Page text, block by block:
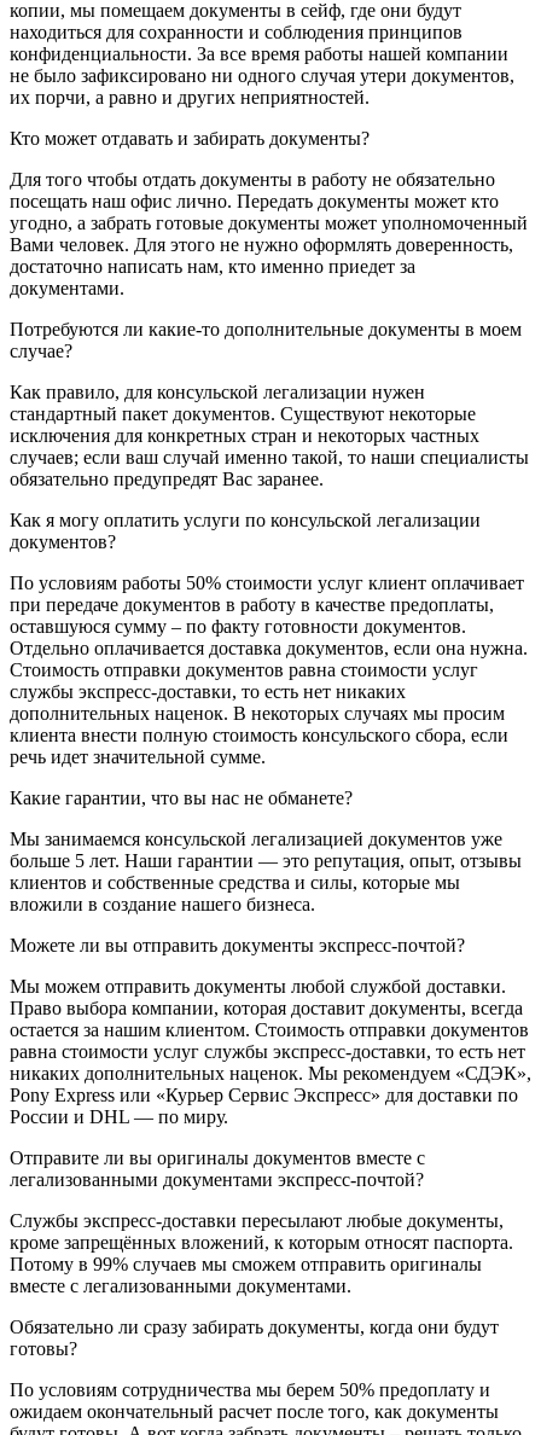
копии, мы помещаем документы в сейф, где они будут
находиться для сохранности и соблюдения принципов
конфиденциальности. За все время работы нашей компании
не было зафиксировано ни одного случая утери документов,
их порчи, а равно и других неприятностей.
Кто может отдавать и забирать документы?
Для того чтобы отдать документы в работу не обязательно
посещать наш офис лично. Передать документы может кто
угодно, а забрать готовые документы может уполномоченный
Вами человек. Для этого не нужно оформлять доверенность,
достаточно написать нам, кто именно приедет за
документами.
Потребуются ли какие-то дополнительные документы в моем
случае?
Как правило, для консульской легализации нужен
стандартный пакет документов. Существуют некоторые
исключения для конкретных стран и некоторых частных
случаев; если ваш случай именно такой, то наши специалисты
обязательно предупредят Вас заранее.
Как я могу оплатить услуги по консульской легализации
документов?
По условиям работы 50% стоимости услуг клиент оплачивает
при передаче документов в работу в качестве предоплаты,
оставшуюся сумму – по факту готовности документов.
Отдельно оплачивается доставка документов, если она нужна.
Стоимость отправки документов равна стоимости услуг
службы экспресс-доставки, то есть нет никаких
дополнительных наценок. В некоторых случаях мы просим
клиента внести полную стоимость консульского сбора, если
речь идет значительной сумме.
Какие гарантии, что вы нас не обманете?
Мы занимаемся консульской легализацией документов уже
больше 5 лет. Наши гарантии — это репутация, опыт, отзывы
клиентов и собственные средства и силы, которые мы
вложили в создание нашего бизнеса.
Можете ли вы отправить документы экспресс-почтой?
Мы можем отправить документы любой службой доставки.
Право выбора компании, которая доставит документы, всегда
остается за нашим клиентом. Стоимость отправки документов
равна стоимости услуг службы экспресс-доставки, то есть нет
никаких дополнительных наценок. Мы рекомендуем «СДЭК»,
Pony Express или «Курьер Сервис Экспресс» для доставки по
России и DHL — по миру.
Отправите ли вы оригиналы документов вместе с
легализованными документами экспресс-почтой?
Службы экспресс-доставки пересылают любые документы,
кроме запрещённых вложений, к которым относят паспорта.
Потому в 99% случаев мы сможем отправить оригиналы
вместе с легализованными документами.
Обязательно ли сразу забирать документы, когда они будут
готовы?
По условиям сотрудничества мы берем 50% предоплату и
ожидаем окончательный расчет после того, как документы